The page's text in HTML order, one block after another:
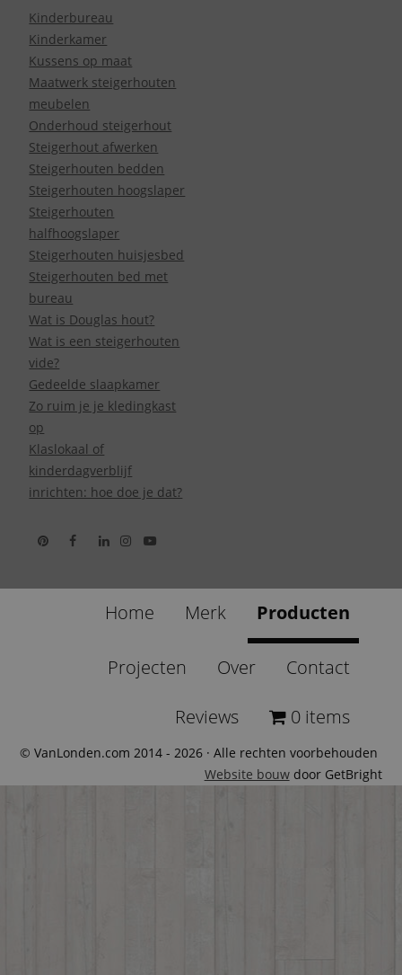
Kinderbureau
Kinderkamer
Kussens op maat
Maatwerk steigerhouten
meubelen
Onderhoud steigerhout
Steigerhout afwerken
Steigerhouten bedden
Steigerhouten hoogslaper
Steigerhouten
halfhoogslaper
Steigerhouten huisjesbed
Steigerhouten bed met
bureau
Wat is Douglas hout?
Wat is een steigerhouten
vide?
Gedeelde slaapkamer
Zo ruim je je kledingkast
op
Klaslokaal of
kinderdagverblijf
inrichten: hoe doe je dat?
Home Merk Producten
Projecten Over Contact
Reviews 0 items
© VanLonden.com 2014 - 2026 · Alle rechten voorbehouden
Website bouwdoor GetBright